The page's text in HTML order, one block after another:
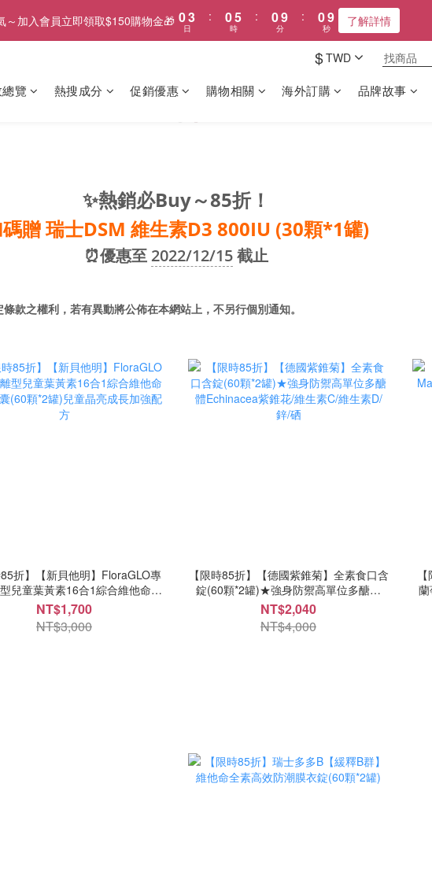
～加入會員立即領取$150購物金🎁 03
2
日
:
05
4
1
時
:
09
8
5
分
:
08
7
6
4
秒 了解詳情
$TWD
覽 熱搜成分 促銷優惠 購物相關 海外訂購 品牌故事
✨熱銷必Buy～85折！
贈 瑞士DSM 維生素D3 800IU (30顆*1罐)
⏰優惠至 2022/12/15截止
款之權利，若有異動將公佈在本網站上，不另行個別通知。
85折】【新貝他明】FloraGLO專
兒童葉黃素16合1綜合維他命全
(60顆*2罐)兒童晶亮成長加強配方
NT$1,700
NT$3,000
【限時85折】【德國紫錐菊】全素食口含
錠(60顆*2罐)★強身防禦高單位多醣體
Echinacea紫錐花/維生素C/維生素D/鋅/
硒
NT$2,040
NT$4,000